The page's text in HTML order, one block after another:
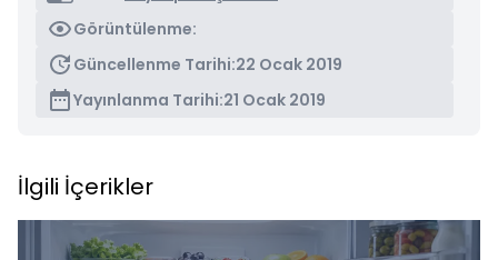
Görüntülenme:
Güncellenme Tarihi:22 Ocak 2019
Yayınlanma Tarihi:21 Ocak 2019
İlgili İçerikler